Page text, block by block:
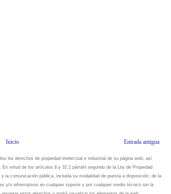
Entrada antigua
Inicio
los derechos de propiedad intelectual e industrial de su página web, así
virtud de los artículos 8 y 32.1 párrafo segundo de la Ley de Propiedad
la comunicación pública, incluida su modalidad de puesta a disposición, de la
y/o informativos en cualquier soporte y por cualquier medio técnico sin la